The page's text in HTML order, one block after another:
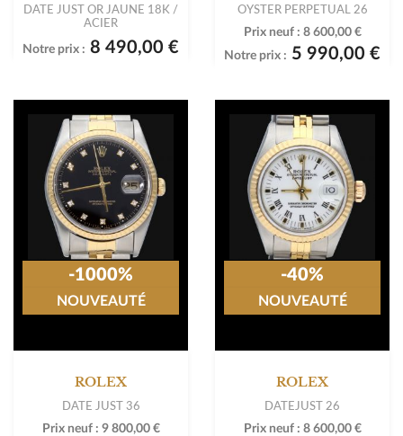
DATE JUST OR JAUNE 18K /
ACIER
Notre prix : 8 490,00 €
OYSTER PERPETUAL 26
Prix neuf : 8 600,00 €
Notre prix : 5 990,00 €
ROLEX
DATE JUST 36
Prix neuf : 9 800,00 €
-1000%
NOUVEAUTÉ
ROLEX
DATEJUST 26
Prix neuf : 8 600,00 €
-40%
NOUVEAUTÉ